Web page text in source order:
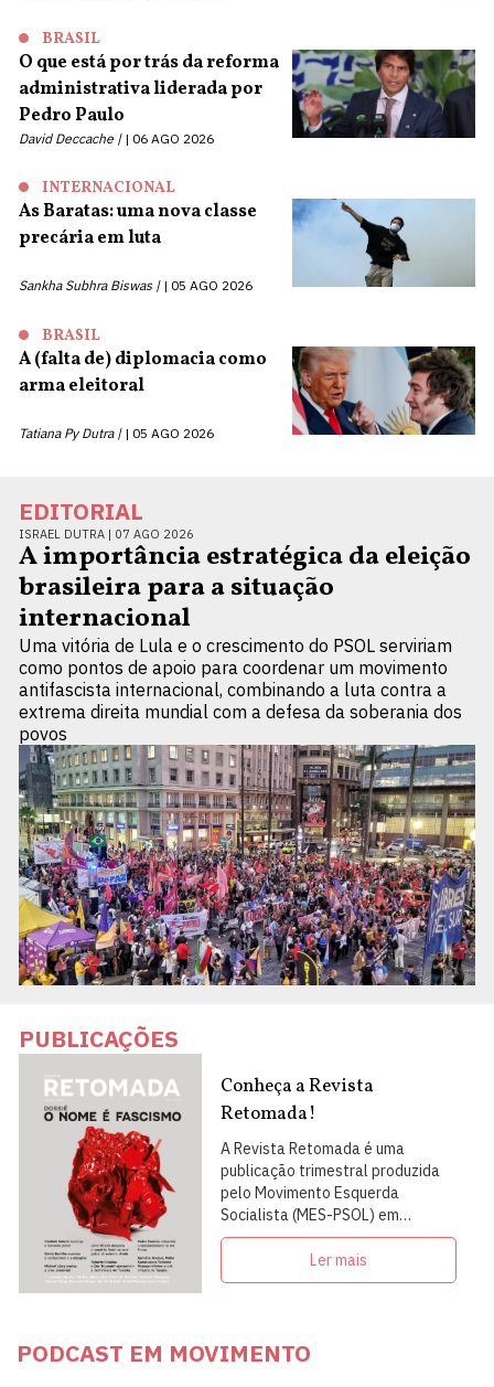
BRASIL
O que está por trás da reforma
administrativa liderada por
Pedro Paulo
David Deccache | 06 AGO 2026
INTERNACIONAL
As Baratas: uma nova classe
precária em luta
Sankha Subhra Biswas | 05 AGO 2026
BRASIL
A (falta de) diplomacia como
arma eleitoral
Tatiana Py Dutra | 05 AGO 2026
EDITORIAL
ISRAEL DUTRA | 07 AGO 2026
A importância estratégica da eleição
brasileira para a situação
internacional
Uma vitória de Lula e o crescimento do PSOL serviriam
como pontos de apoio para coordenar um movimento
antifascista internacional, combinando a luta contra a
extrema direita mundial com a defesa da soberania dos
povos
PUBLICAÇÕES
Conheça a Revista
Retomada!
A Revista Retomada é uma
publicação trimestral produzida
pelo Movimento Esquerda
Socialista (MES-PSOL) em
articulação com intelectuais,
militantes e artistas
Ler mais
PODCAST EM MOVIMENTO